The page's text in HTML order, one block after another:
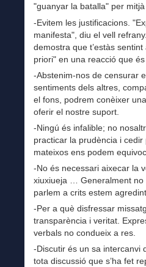
"guanyar la batalla" per
-Evitem les justificacions.
manifesta", diu el vell
demostra que t’estàs
priori" en una reacció que
-Abstenim-nos de censurar
sentiments dels altres,
el fons, podrem conèixer
oferir el nostre suport.
-Ningú és infalible; no
practicar la prudència i
mateixos ens podem
-No és necessari aixecar la
xiuxiueja … Generalment no
parlem a crits estem
-Per a què disfressar
transparència i veritat.
verbals no condueix a res.
-Discutir és un sa intercanvi
tota discussió que s’ha fet